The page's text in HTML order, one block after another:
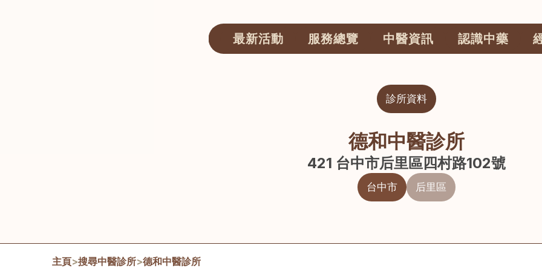
最新活動 服務總覽 中醫資訊 認識中藥
診所資料
德和中醫診所
421 台中市后里區四村路102號
台中市 后里區
主頁>搜尋中醫診所>德和中醫診所